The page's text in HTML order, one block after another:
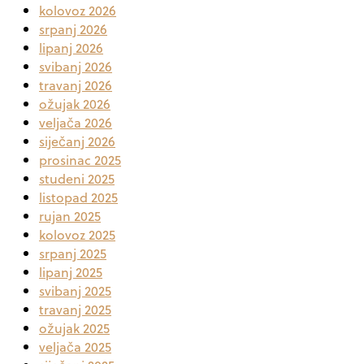
kolovoz 2026
srpanj 2026
lipanj 2026
svibanj 2026
travanj 2026
ožujak 2026
veljača 2026
siječanj 2026
prosinac 2025
studeni 2025
listopad 2025
rujan 2025
kolovoz 2025
srpanj 2025
lipanj 2025
svibanj 2025
travanj 2025
ožujak 2025
veljača 2025